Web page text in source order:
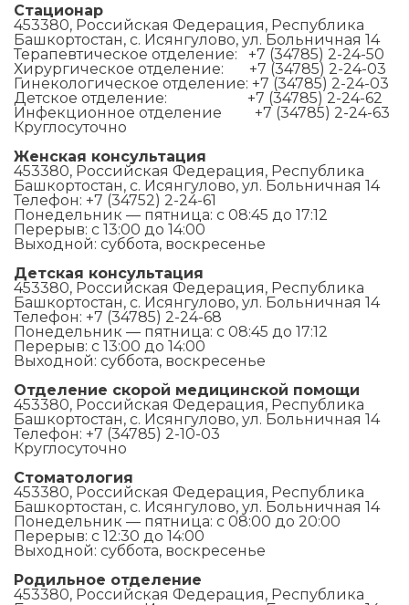
Стационар
453380, Российская Федерация, Республика
Башкортостан, с. Исянгулово, ул. Больничная 14
Терапевтическое отделение: +7 (34785) 2-24-50
Хирургическое отделение: +7 (34785) 2-24-03
Гинекологическое отделение: +7 (34785) 2-24-03
Детское отделение: +7 (34785) 2-24-62
Инфекционное отделение +7 (34785) 2-24-63
Круглосуточно
Женская консультация
453380, Российская Федерация, Республика
Башкортостан, с. Исянгулово, ул. Больничная 14
Телефон: +7 (34752) 2-24-61
Понедельник — пятница: с 08:45 до 17:12
Перерыв: с 13:00 до 14:00
Выходной: суббота, воскресенье
Детская консультация
453380, Российская Федерация, Республика
Башкортостан, с. Исянгулово, ул. Больничная 14
Телефон: +7 (34785) 2-24-68
Понедельник — пятница: с 08:45 до 17:12
Перерыв: с 13:00 до 14:00
Выходной: суббота, воскресенье
Отделение скорой медицинской помощи
453380, Российская Федерация, Республика
Башкортостан, с. Исянгулово, ул. Больничная 14
Телефон: +7 (34785) 2-10-03
Круглосуточно
Стоматология
453380, Российская Федерация, Республика
Башкортостан, с. Исянгулово, ул. Больничная 14
Понедельник — пятница: с 08:00 до 20:00
Перерыв: с 12:30 до 14:00
Выходной: суббота, воскресенье
Родильное отделение
453380, Российская Федерация, Республика